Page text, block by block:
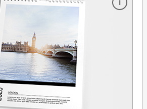
30x45 cm
auf echtem Fotopapier
Querformat
weiß
inklusive Titelseite
und -jahr frei wählbar
Layouts
Kalendarien